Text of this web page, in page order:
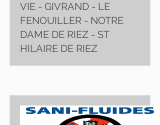
VIE - GIVRAND - LE
FENOUILLER - NOTRE
DAME DE RIEZ - ST
HILAIRE DE RIEZ